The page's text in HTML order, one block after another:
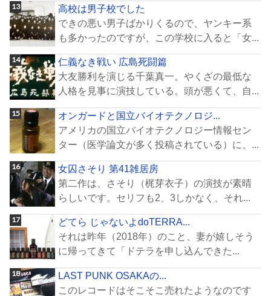
高校は男子校でした
できの悪い男子ばかりくるので、ヤンキー系
も多かったのですが、この学校に入ると「女...
仁義なき戦い 広島死闘篇
大友勝利を演じる千葉真一。やくざの最低な
人格を見事に演技している。頭が悪くて、自...
オンガードと国立バイオテクノロジ...
アメリカの国立バイオテクノロジー情報セン
ター（医学論文が多く投稿されている）に、...
女囚さそり 第41雑居房
第二作は、さそり（梶芽衣子）の演技が素晴
らしいです。セリフも2、3しかなく、それ...
どてら じゃないよdoTERRA...
それは昨年（2018年）のこと、妻が嬉しそう
に帰ってきて「ドテラを申し込んできた...
LAST PUNK OSAKAの...
このレコードはそこそこ売れたようなのです